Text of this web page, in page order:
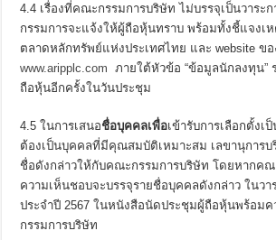
4.4 เรื่องที่คณะกรรมการบริษัท ไม่บรรจุเป็นวาระ
กรรมการจะแจ้งให้ผู้ถือหุ้นทราบ พร้อมทั้งชี้แจงเ
ตลาดหลักทรัพย์แห่งประเทศไทย และ website ข
www.aripplc.com ภายใต้หัวข้อ “ข้อมูลนักลงทุน”
ถือหุ้นอีกครั้งในวันประชุม
4.5 ในการเสนอชื่อบุคคลเพื่อเข้ารับการเลือกตั้งเป็
ต้องเป็นบุคคลที่มีคุณสมบัติเหมาะสม เลขานุการบ
ชื่อดังกล่าวให้กับคณะกรรมการบริษัท โดยหากค
ความเห็นชอบจะบรรจุรายชื่อบุคคลดังกล่าว ในว
ประจำปี 2567 ในหนังสือนัดประชุมผู้ถือหุ้นพร้อม
กรรมการบริษัท